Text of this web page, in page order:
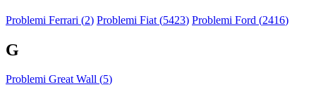
Problemi Ferrari (2) Problemi Fiat (5423) Problemi Ford (2416)
G
Problemi Great Wall (5)